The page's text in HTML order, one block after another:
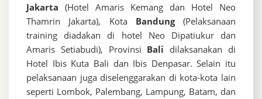
Jakarta (Hotel Amaris Kemang dan Hotel Neo
Thamrin Jakarta), Kota Bandung(Pelaksanaan
training diadakan di hotel Neo Dipatiukur dan
Amaris Setiabudi), Provinsi Bali dilaksanakan di
Hotel Ibis Kuta Bali dan Ibis Denpasar. Selain itu
pelaksanaan juga diselenggarakan di kota-kota lain
seperti Lombok, Palembang, Lampung, Batam, dan